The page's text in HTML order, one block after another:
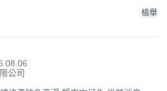
檢舉
公司